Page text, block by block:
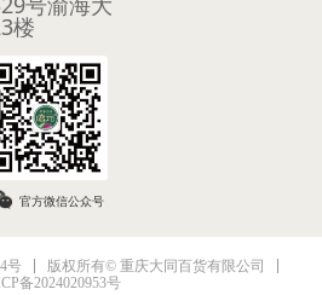
楼
官方微信公众号
号
版权所有© 重庆大同百货有限公司
备2024020953号